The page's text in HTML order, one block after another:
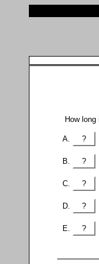
?
?
?
?
?